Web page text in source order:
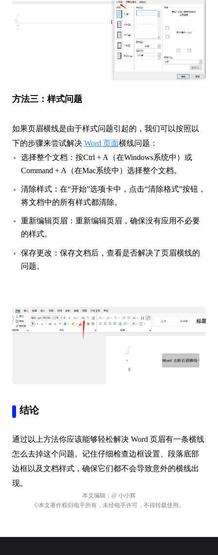
方法三：样式问题
如果页眉横线是由于样式问题引起的，我们可以按照以
下的步骤来尝试解决 Word 页面横线问题：
选择整个文档：按Ctrl + A（在Windows系统中）或
Command + A（在Mac系统中）选择整个文档。
清除样式：在“开始”选项卡中，点击“清除格式”按钮，
将文档中的所有样式都清除。
重新编辑页眉：重新编辑页眉，确保没有应用不必要
的样式。
保存更改：保存文档后，查看是否解决了页眉横线的
问题。
结论
通过以上方法你应该能够轻松解决 Word 页眉有一条横线
怎么去掉这个问题。记住仔细检查边框设置、段落底部
边框以及文档样式，确保它们都不会导致意外的横线出
现。
本文编辑： @ 小小辉
©本文著作权归电手所有，未经电手许可，不得转载使用。